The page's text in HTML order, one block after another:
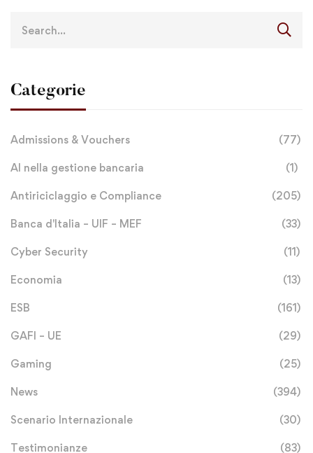
Categorie
Admissions & Vouchers (77)
AI nella gestione bancaria (1)
Antiriciclaggio e Compliance (205)
Banca d'Italia – UIF – MEF (33)
Cyber Security (11)
Economia (13)
ESB (161)
GAFI – UE (29)
Gaming (25)
News (394)
Scenario Internazionale (30)
Testimonianze (83)